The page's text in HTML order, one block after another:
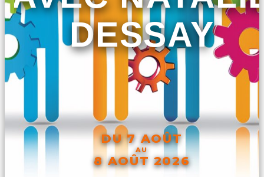
DESSAY
DU 7 AOÛT
AU
8 AOÛT 2026